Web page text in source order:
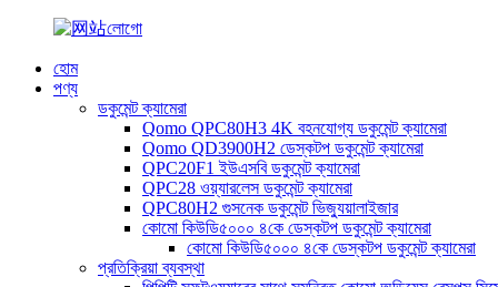
হোম
পণ্য
ডকুমেন্ট ক্যামেরা
Qomo QPC80H3 4K বহনযোগ্য ডকুমেন্ট ক্যামেরা
Qomo QD3900H2 ডেস্কটপ ডকুমেন্ট ক্যামেরা
QPC20F1 ইউএসবি ডকুমেন্ট ক্যামেরা
QPC28 ওয়্যারলেস ডকুমেন্ট ক্যামেরা
QPC80H2 গুসনেক ডকুমেন্ট ভিজ্যুয়ালাইজার
কোমো কিউডি৫০০০ ৪কে ডেস্কটপ ডকুমেন্ট ক্যামেরা
কোমো কিউডি৫০০০ ৪কে ডেস্কটপ ডকুমেন্ট ক্যামেরা
প্রতিক্রিয়া ব্যবস্থা